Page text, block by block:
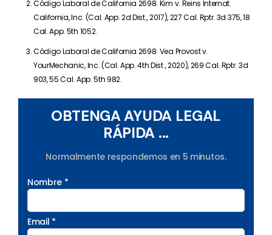
Código Laboral de California 2698. Kim v. Reins Internat.
California, Inc. (Cal. App. 2d Dist., 2017), 227 Cal. Rptr. 3d 375, 18
Cal. App. 5th 1052.
Código Laboral de California 2698. Vea Provost v.
YourMechanic, Inc. (Cal. App. 4th Dist., 2020), 269 Cal. Rptr. 3d
903, 55 Cal. App. 5th 982.
OBTENGA AYUDA LEGAL
RÁPIDA ...
Normalmente respondemos en 5 minutos.
Nombre *
Email *